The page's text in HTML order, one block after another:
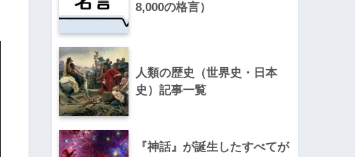
8,000の格言）
人類の歴史（世界史・日本
史）記事一覧
『神話』が誕生したすべてが